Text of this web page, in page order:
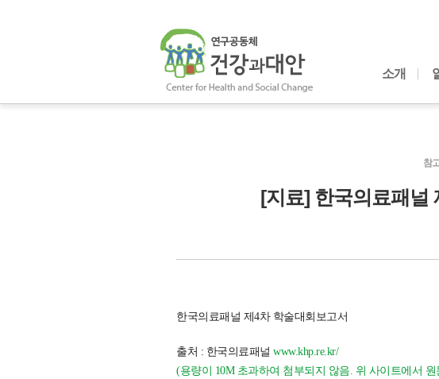
소개
참
[지료] 한국의료패널
한국의료패널 제4차 학술대회보고서
출처 : 한국의료패널 www.khp.re.kr/
(용량이 10M 초과하여 첨부되지 않음. 위 사이트에서